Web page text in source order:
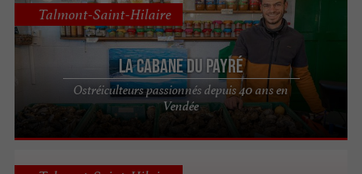
La Cabane du Payré
Ostréiculteurs passionnés depuis 40 ans en
Vendée
Talmont-Saint-Hilaire